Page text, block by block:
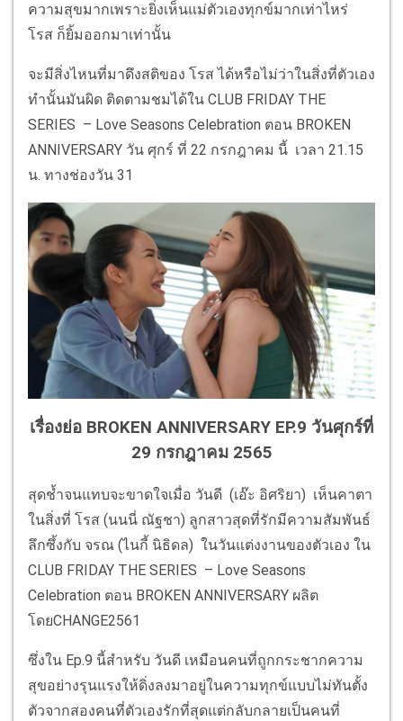
ความสุขมากเพราะยิ่งเห็นแม่ตัวเองทุกข์มากเท่าไหร่
โรส ก็ยิ้มออกมาเท่านั้น
จะมีสิ่งไหนที่มาดึงสติของ โรส ได้หรือไม่ว่าในสิ่งที่ตัวเอง
ทำนั้นมันผิด ติดตามชมได้ใน CLUB FRIDAY THE
SERIES – Love Seasons Celebration ตอน BROKEN
ANNIVERSARY วัน ศุกร์ ที่ 22 กรกฎาคม นี้ เวลา 21.15
น. ทางช่องวัน 31
เรื่องย่อ BROKEN ANNIVERSARY EP.9 วันศุกร์ที่
29 กรกฎาคม 2565
สุดช้ำจนแทบจะขาดใจเมื่อ วันดี (เอ๊ะ อิศริยา) เห็นคาตา
ในสิ่งที่ โรส (นนนี่ ณัฐชา) ลูกสาวสุดที่รักมีความสัมพันธ์
ลึกซึ้งกับ จรณ (ไนกี้ นิธิดล) ในวันแต่งงานของตัวเอง ใน
CLUB FRIDAY THE SERIES – Love Seasons
Celebration ตอน BROKEN ANNIVERSARY ผลิต
โดยCHANGE2561
ซึ่งใน Ep.9 นี้สำหรับ วันดี เหมือนคนที่ถูกกระชากความ
สุขอย่างรุนแรงให้ดิ่งลงมาอยู่ในความทุกข์แบบไม่ทันตั้ง
ตัวจากสองคนที่ตัวเองรักที่สุดแต่กลับกลายเป็นคนที่